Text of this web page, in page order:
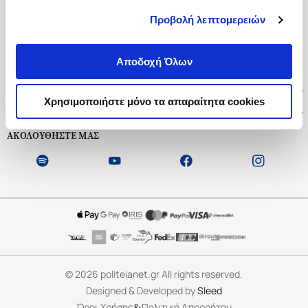
Προβολή λεπτομερειών
Αποδοχή Όλων
Χρησιμοποιήστε μόνο τα απαραίτητα cookies
Ασκληπιού 1-3, Αθήνα 106 79
Δευτέρα - Παρασκευή 09:00-21:00
Εξυπηρέτηση Πελατών
ΑΚΟΛΟΥΘΗΣΤΕ ΜΑΣ
©2026 politeianet.gr All rights reserved.
Designed & Developed bySleed